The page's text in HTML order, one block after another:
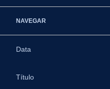
NAVEGAR
Data
Título